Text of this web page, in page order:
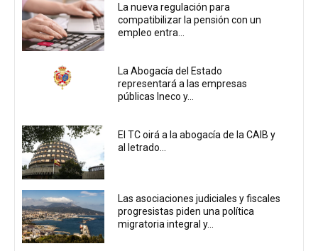
La nueva regulación para
compatibilizar la pensión con un
empleo entra...
La Abogacía del Estado
representará a las empresas
públicas Ineco y...
El TC oirá a la abogacía de la CAIB y
al letrado...
Las asociaciones judiciales y fiscales
progresistas piden una política
migratoria integral y...